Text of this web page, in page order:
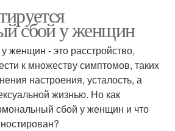
сбой у женщин
женщин - это расстройство,
к множеству симптомов, таких
настроения, усталость, а
жизнью. Но как
сбой у женщин и что